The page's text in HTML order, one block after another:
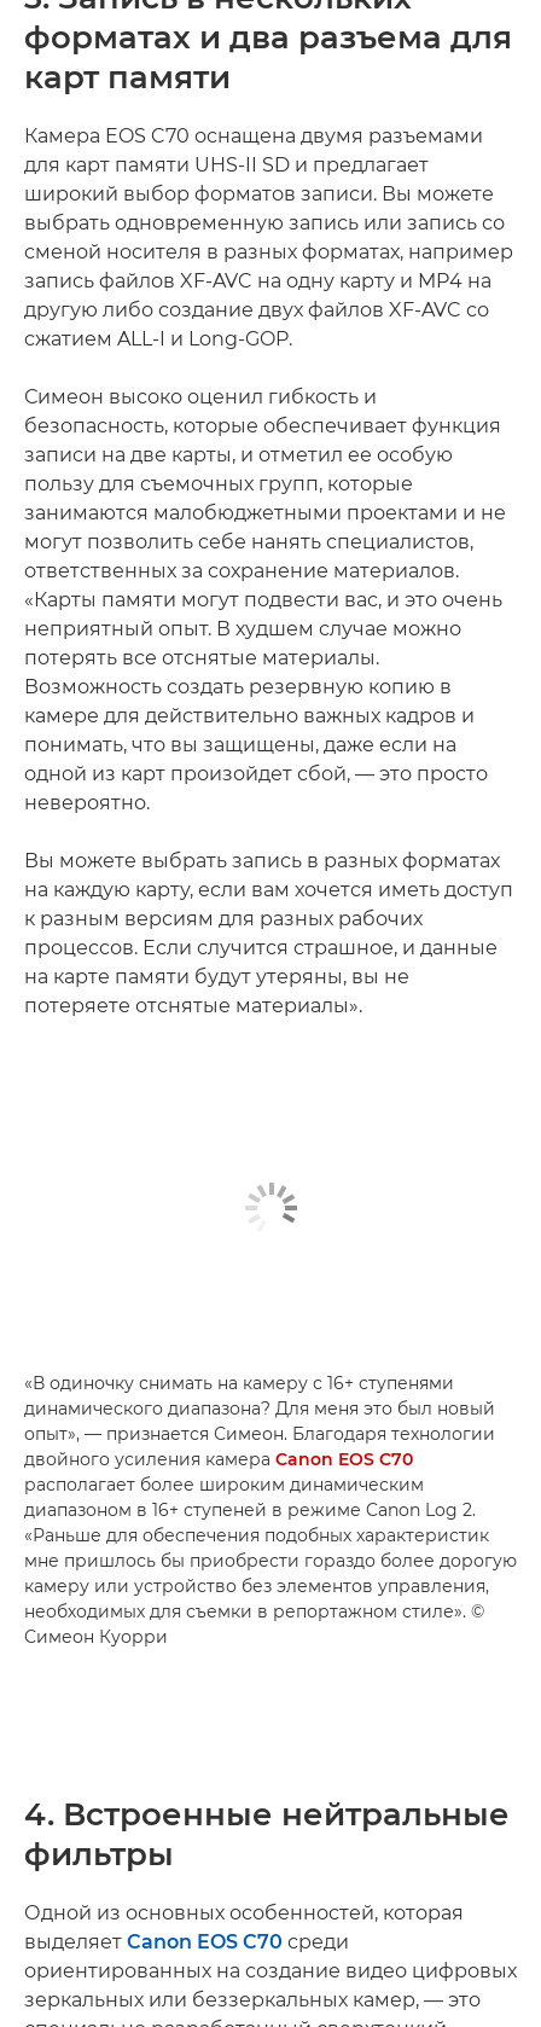
форматах и два разъема для
карт памяти
Камера EOS C70 оснащена двумя разъемами
для карт памяти UHS-II SD и предлагает
широкий выбор форматов записи. Вы можете
выбрать одновременную запись или запись со
сменой носителя в разных форматах, например
запись файлов XF-AVC на одну карту и MP4 на
другую либо создание двух файлов XF-AVC со
сжатием ALL-I и Long-GOP.
Симеон высоко оценил гибкость и
безопасность, которые обеспечивает функция
записи на две карты, и отметил ее особую
пользу для съемочных групп, которые
занимаются малобюджетными проектами и не
могут позволить себе нанять специалистов,
ответственных за сохранение материалов.
«Карты памяти могут подвести вас, и это очень
неприятный опыт. В худшем случае можно
потерять все отснятые материалы.
Возможность создать резервную копию в
камере для действительно важных кадров и
понимать, что вы защищены, даже если на
одной из карт произойдет сбой, — это просто
невероятно.
Вы можете выбрать запись в разных форматах
на каждую карту, если вам хочется иметь доступ
к разным версиям для разных рабочих
процессов. Если случится страшное, и данные
на карте памяти будут утеряны, вы не
потеряете отснятые материалы».
«В одиночку снимать на камеру с 16+ ступенями
динамического диапазона? Для меня это был новый
опыт», — признается Симеон. Благодаря технологии
двойного усиления камера Canon EOS C70
располагает более широким динамическим
диапазоном в 16+ ступеней в режиме Canon Log 2.
«Раньше для обеспечения подобных характеристик
мне пришлось бы приобрести гораздо более дорогую
камеру или устройство без элементов управления,
необходимых для съемки в репортажном стиле». ©
Симеон Куорри
4. Встроенные нейтральные
фильтры
Одной из основных особенностей, которая
выделяет Canon EOS C70 среди
ориентированных на создание видео цифровых
зеркальных или беззеркальных камер, — это